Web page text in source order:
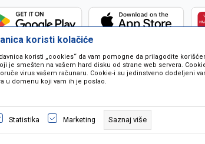
u opisu proizvoda, prikazu slika i samih cijena ali ne
ponude i ne podrazumjeva se da su dostupni u svakom
pozivom na broj 067259021.
©2026www.mil-pop.com, IzradaNB SOFT. Sva
koristi kolačiće
koristi „cookies“ da vam pomogne da prilagodite
je smešten na vašem hard disku od strane web servera.
virus vašem računaru. Cookie-i su jedinstveno dodeljeni
u domenu koji vam ih je poslao.
Statistika Marketing Saznaj više